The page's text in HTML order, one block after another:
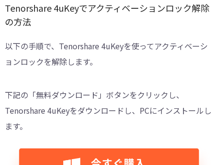
Tenorshare 4uKeyでアクティベーションロック解除
の方法
以下の手順で、Tenorshare 4uKeyを使ってアクティベーシ
ョンロックを解除します。
下記の「無料ダウンロード」ボタンをクリックし、
Tenorshare 4uKeyをダウンロードし、PCにインストールし
ます。